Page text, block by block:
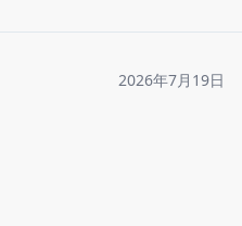
2026年7月19日